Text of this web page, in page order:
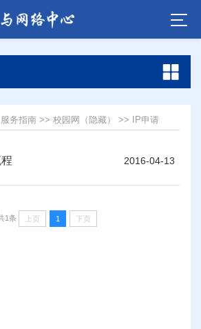
服务指南 >> 校园网（隐藏） >> IP申请
2016-04-13
1条 上页 1 下页